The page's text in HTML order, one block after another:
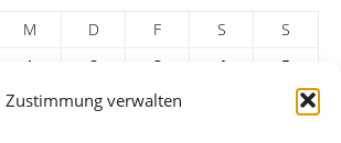
Zustimmung verwalten
M D F S
S
1
2 3 4
5
8 9 10